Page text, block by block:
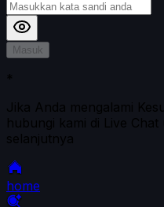
Masuk
*
Jika Anda mengalami
hubungi kami di Live
selanjutnya
home